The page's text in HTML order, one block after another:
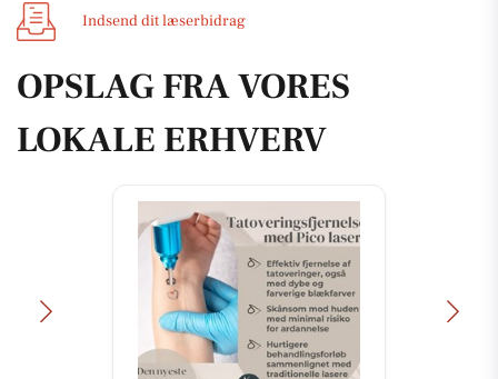
Indsend dit læserbidrag
OPSLAG FRA VORES
LOKALE ERHVERV